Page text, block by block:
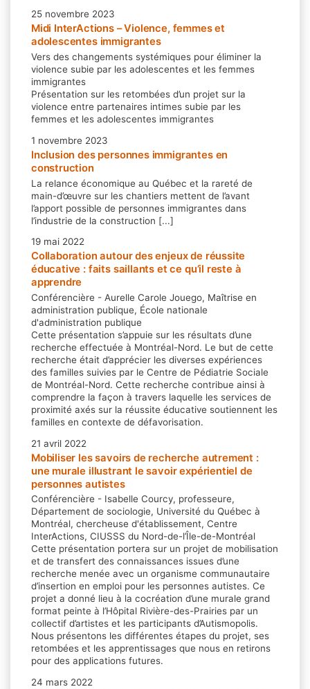
25 novembre 2023
Midi InterActions – Violence, femmes et
adolescentes immigrantes
Vers des changements systémiques pour éliminer la
violence subie par les adolescentes et les femmes
immigrantes
Présentation sur les retombées d’un projet sur la
violence entre partenaires intimes subie par les
femmes et les adolescentes immigrantes
1 novembre 2023
Inclusion des personnes immigrantes en
construction
La relance économique au Québec et la rareté de
main-d’œuvre sur les chantiers mettent de l’avant
l’apport possible de personnes immigrantes dans
l’industrie de la construction [...]
19 mai 2022
Collaboration autour des enjeux de réussite
éducative : faits saillants et ce qu’il reste à
apprendre
Conférencière - Aurelle Carole Jouego, Maîtrise en
administration publique, École nationale
d'administration publique
Cette présentation s’appuie sur les résultats d’une
recherche effectuée à Montréal-Nord. Le but de cette
recherche était d’apprécier les diverses expériences
des familles suivies par le Centre de Pédiatrie Sociale
de Montréal-Nord. Cette recherche contribue ainsi à
comprendre la façon à travers laquelle les services de
proximité axés sur la réussite éducative soutiennent les
familles en contexte de défavorisation.
21 avril 2022
Mobiliser les savoirs de recherche autrement :
une murale illustrant le savoir expérientiel de
personnes autistes
Conférencière - Isabelle Courcy, professeure,
Département de sociologie, Université du Québec à
Montréal, chercheuse d'établissement, Centre
InterActions, CIUSSS du Nord-de-l’Île-de-Montréal
Cette présentation portera sur un projet de mobilisation
et de transfert des connaissances issues d’une
recherche menée avec un organisme communautaire
d’insertion en emploi pour les personnes autistes. Ce
projet a donné lieu à la cocréation d’une murale grand
format peinte à l’Hôpital Rivière-des-Prairies par un
collectif d’artistes et les participants d’Autismopolis.
Nous présentons les différentes étapes du projet, ses
retombées et les apprentissages que nous en retirons
pour des applications futures.
24 mars 2022